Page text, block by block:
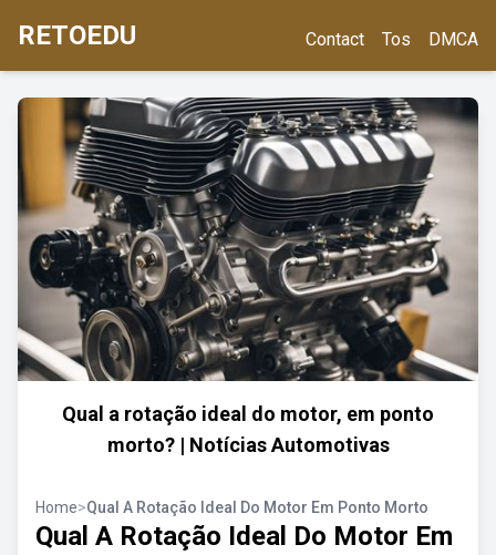
RETOEDU Contact Tos DMCA
Qual a rotação ideal do motor, em ponto
morto? | Notícias Automotivas
Home>Qual A Rotação Ideal Do Motor Em Ponto Morto
Qual A Rotação Ideal Do Motor Em